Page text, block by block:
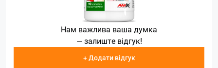
Нам важлива ваша думка
— залиште відгук!
+ Додати відгук